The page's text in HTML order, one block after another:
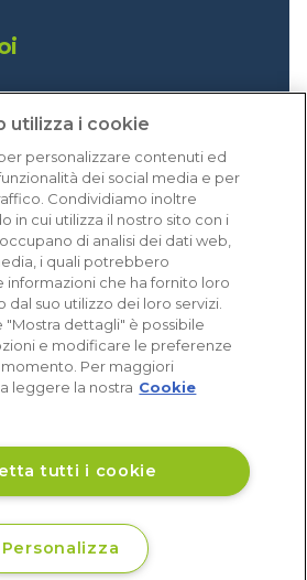
Non disponibile
utilizza i cookie
personalizzare contenuti ed
dei social media e per
Condividiamo inoltre
in cui utilizza il nostro sito con i
di analisi dei dati web,
i quali potrebbero
informazioni che ha fornito loro
dal suo utilizzo dei loro servizi.
"Mostra dettagli" è possibile
e modificare le preferenze
momento. Per maggiori
leggere la nostra Cookie
tutti i cookie
Personalizza